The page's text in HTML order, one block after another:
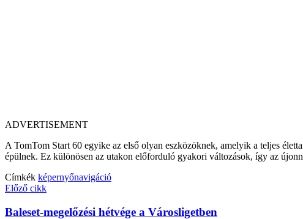
ADVERTISEMENT
A TomTom Start 60 egyike az első olyan eszközöknek, amelyik a teljes
épülnek. Ez különösen az utakon előforduló gyakori változások, így az
Címkék képernyőnavigáció
Előző cikk
Baleset-megelőzési hétvége a Városligetben